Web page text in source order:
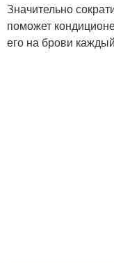
Значительно
поможет
его на брови